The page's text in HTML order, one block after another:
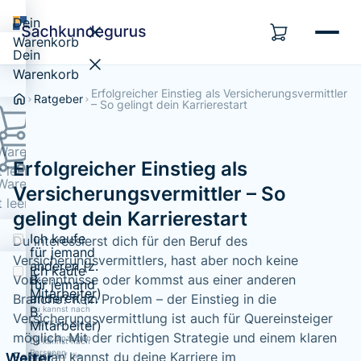
Dein
Warenkorb
leer...
Ich kaufe
für jemand
anderen (z.
B.
Mitarbeiter)
Du kannst nach
dem Kauf die
Kurse einzelnen
Personen
Dein
Warenkorb
leer...
Ich kaufe
für jemand
anderen (z.
B.
Mitarbeiter)
Du kannst nach
dem Kauf die
Ratgeber
Erfolgreicher Einstieg als Versicherungsvermittler
– So gelingt dein Karrierestart
Erfolgreicher Einstieg als
Versicherungsvermittler – So
gelingt dein Karrierestart
Du interessierst dich für den Beruf des
Versicherungsvermittlers, hast aber noch keine
Vorkenntnisse oder kommst aus einer anderen
Branche? Kein Problem – der Einstieg in die
Versicherungsvermittlung ist auch für Quereinsteiger
möglich. Mit der richtigen Strategie und einem klaren
Fahrplan kannst du deine Karriere im